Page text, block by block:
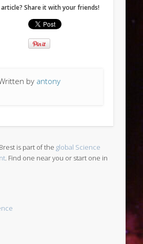
Share it with your friends!
by antony
is part of the global Science
. Find one near you or start one in